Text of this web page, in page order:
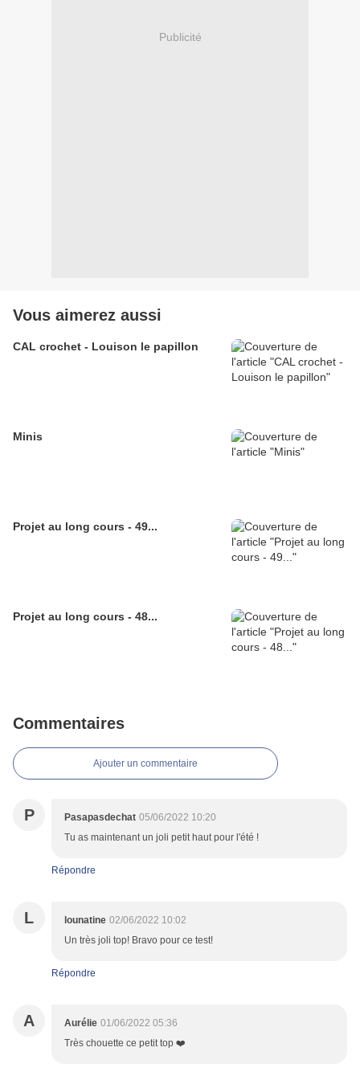
Publicité
Vous aimerez aussi
CAL crochet - Louison le papillon
Minis
Projet au long cours - 49...
Projet au long cours - 48...
Commentaires
Ajouter un commentaire
P Pasapasdechat 05/06/2022 10:20
Tu as maintenant un joli petit haut pour l'été !
Répondre
L lounatine 02/06/2022 10:02
Un très joli top! Bravo pour ce test!
Répondre
A Aurélie 01/06/2022 05:36
Très chouette ce petit top ❤️